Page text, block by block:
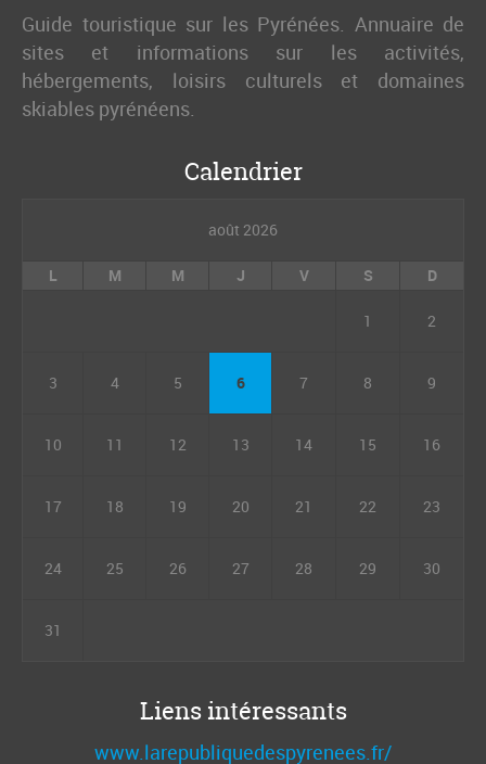
Guide touristique sur les Pyrénées. Annuaire de
sites et informations sur les activités,
hébergements, loisirs culturels et domaines
skiables pyrénéens.
Calendrier
août 2026
L M M J V S D
1 2
3 4 5 6 7 8 9
10 11 12 13 14 15 16
17 18 19 20 21 22 23
24 25 26 27 28 29 30
31
Liens intéressants
www.larepubliquedespyrenees.fr/